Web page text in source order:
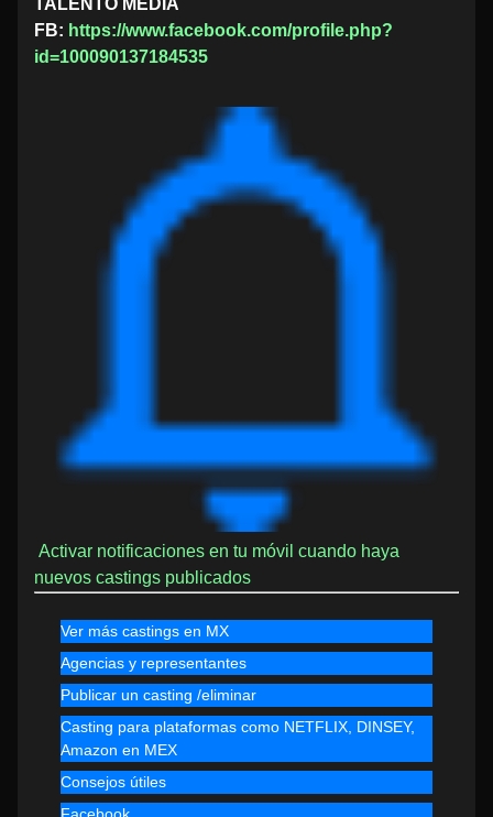
FB: https://www.facebook.com/profile.php?
id=100090137184535
Activar notificaciones en tu móvil cuando haya
nuevos castings publicados
Ver más castings en MX
Agencias y representantes
Publicar un casting /eliminar
Casting para plataformas como NETFLIX, DINSEY,
Amazon en MEX
Consejos útiles
Facebook